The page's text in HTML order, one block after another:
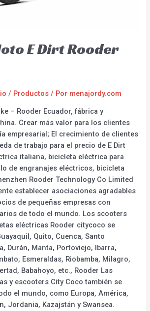
E Dirt Rooder
/ Productos / Por menajordy.com
– Rooder Ecuador, fábrica y
Crear más valor para los clientes
empresarial; El crecimiento de clientes
de trabajo para el precio de E Dirt
italiana, bicicleta eléctrica para
de engranajes eléctricos, bicicleta
Rooder Technology Co Limited
establecer asociaciones agradables
de pequeñas empresas con
de todo el mundo. Los scooters
eléctricas Rooder citycoco se
Quito, Cuenca, Santo
Durán, Manta, Portoviejo, Ibarra,
Esmeraldas, Riobamba, Milagro,
Babahoyo, etc., Rooder Las
y escooters City Coco también se
el mundo, como Europa, América,
Jordania, Kazajstán y Swansea.